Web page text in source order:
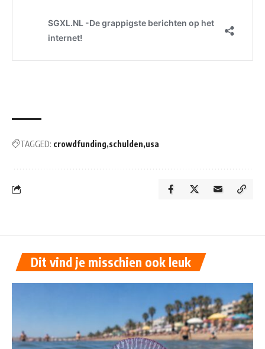
TAGGED: crowdfunding schulden usa
Dit vind je misschien ook leuk